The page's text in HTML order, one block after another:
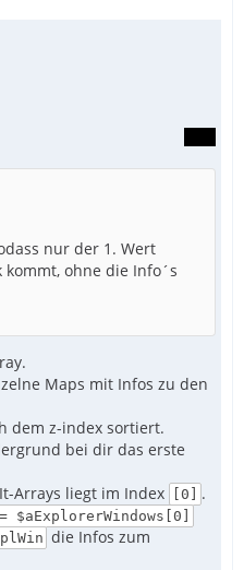
nur der 1. Wert
ohne die Info´s
Maps mit Infos zu den
dem z-index sortiert.
bei dir das erste
Arrays liegt im Index
[0]
.
$aExplorerWindows[0]
die Infos zum